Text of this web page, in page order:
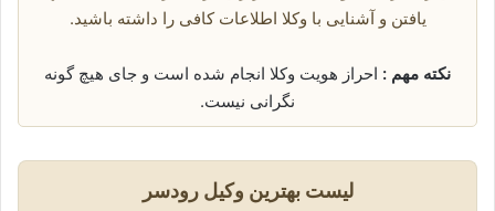
یافتن و آشنایی با وکلا اطلاعات کافی را داشته باشید.
نکته مهم : احراز هویت وکلا انجام شده است و جای هیچ گونه
نگرانی نیست.
لیست بهترین وکیل رودسر